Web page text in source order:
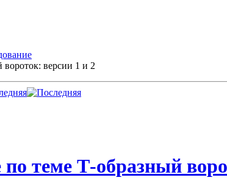
версии 1 и 2
теме Т-образный